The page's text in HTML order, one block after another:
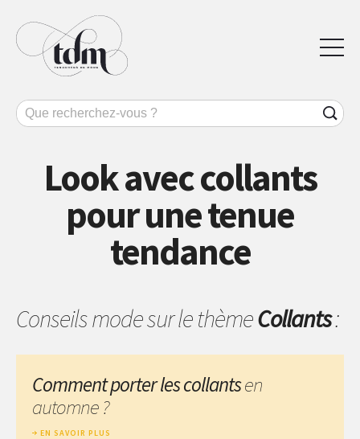
Look avec collants
pour une tenue
tendance
Conseils mode sur le thèmeCollants:
Comment porter les collantsen
automne ?
EN SAVOIR PLUS